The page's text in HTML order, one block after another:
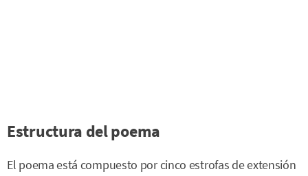
Estructura del poema
El poema está compuesto por cinco estrofas de extensión